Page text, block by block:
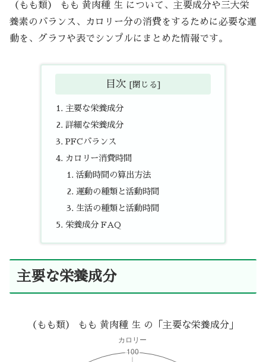
（もも類） もも 黄肉種 生 について、主要成分や三大栄
養素のバランス、カロリー分の消費をするために必要な運
動を、グラフや表でシンプルにまとめた情報です。
目次
主要な栄養成分
詳細な栄養成分
PFCバランス
カロリー消費時間
活動時間の算出方法
運動の種類と活動時間
生活の種類と活動時間
栄養成分 FAQ
主要な栄養成分
（もも類） もも 黄肉種 生 の「主要な栄養成分」